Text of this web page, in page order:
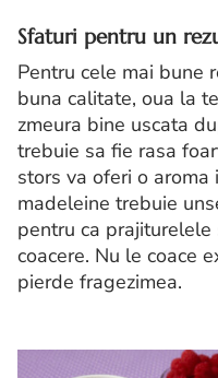
Sfaturi pentru un
Pentru cele mai bune
buna calitate, oua la
zmeura bine uscata
trebuie sa fie rasa
stors va oferi o
madeleine trebuie
pentru ca
coacere. Nu le coace
pierde fragezimea.